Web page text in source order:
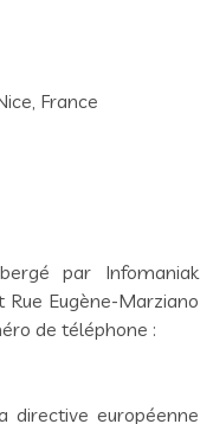
France
par Infomaniak
Eugène-Marziano
de téléphone :
directive européenne